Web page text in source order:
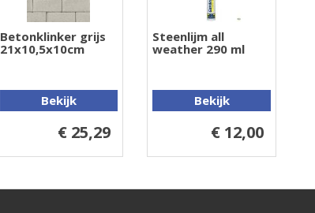
Betonklinker grijs
21x10,5x10cm
Bekijk
€ 25,29
Steenlijm all
weather 290 ml
Bekijk
€ 12,00